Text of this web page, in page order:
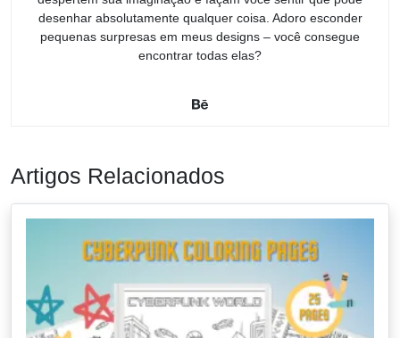
desenhar absolutamente qualquer coisa. Adoro esconder
pequenas surpresas em meus designs – você consegue
encontrar todas elas?
Artigos Relacionados